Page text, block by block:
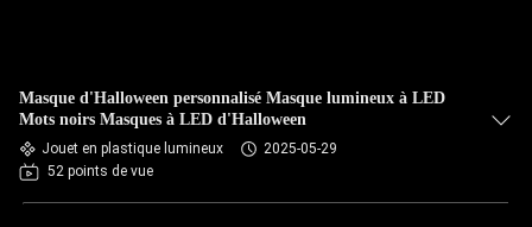
Masque d'Halloween personnalisé Masque lumineux à LED
Mots noirs Masques à LED d'Halloween
Jouet en plastique lumineux
2025-05-29
52 points de vue